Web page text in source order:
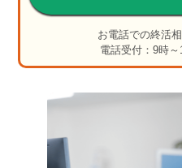
お電話での終活
電話受付：9時～